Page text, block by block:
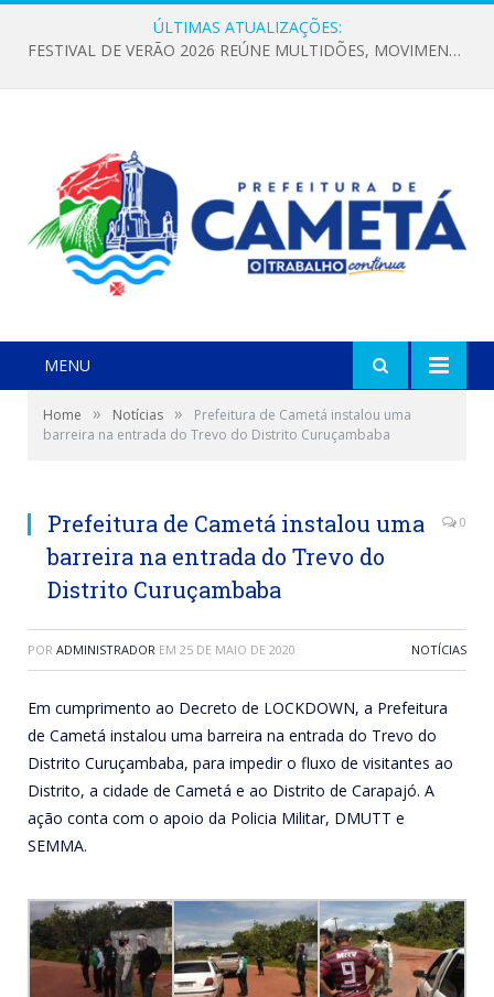
ÚLTIMAS ATUALIZAÇÕES:
FESTIVAL DE VERÃO 2026 REÚNE MULTIDÕES, MOVIMENTA A ECONOMIA E FORTALECE A CULTURA LOCAL
MENU
Home » Notícias »
Prefeitura de Cametá instalou uma
barreira na entrada do Trevo do Distrito Curuçambaba
Prefeitura de Cametá instalou uma
barreira na entrada do Trevo do
Distrito Curuçambaba
0
POR ADMINISTRADOR EM 25 DE MAIO DE 2020 NOTÍCIAS
Em cumprimento ao Decreto de LOCKDOWN, a Prefeitura
de Cametá instalou uma barreira na entrada do Trevo do
Distrito Curuçambaba, para impedir o fluxo de visitantes ao
Distrito, a cidade de Cametá e ao Distrito de Carapajó. A
ação conta com o apoio da Policia Militar, DMUTT e
SEMMA.